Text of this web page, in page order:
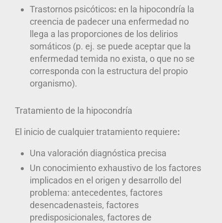
Trastornos psicóticos: en la hipocondría la
creencia de padecer una enfermedad no
llega a las proporciones de los delirios
somáticos (p. ej. se puede aceptar que la
enfermedad temida no exista, o que no se
corresponda con la estructura del propio
organismo).
Tratamiento de la hipocondría
El inicio de cualquier tratamiento requiere:
Una valoración diagnóstica precisa
Un conocimiento exhaustivo de los factores
implicados en el origen y desarrollo del
problema: antecedentes, factores
desencadenasteis, factores
predisposicionales, factores de